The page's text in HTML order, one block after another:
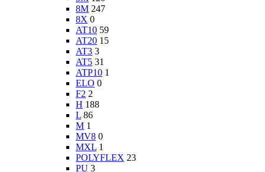
8M 247
8X 0
AT10 59
AT20 15
AT3 3
AT5 31
ATP10 1
ELO 0
F2 2
H 188
L 86
M 1
MV8 0
MXL 1
POLYFLEX 23
PU 3